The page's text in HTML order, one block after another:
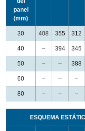
panel
(mm)
30 408 355 312
40 – 394 345
50 – – 388
60 – – –
80 – – –
ESQUEMA